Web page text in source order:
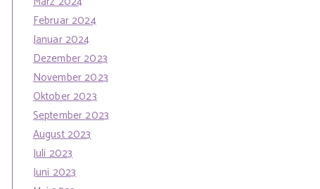
Februar 2024
Januar 2024
Dezember 2023
November 2023
Oktober 2023
September 2023
August 2023
Juli 2023
Juni 2023